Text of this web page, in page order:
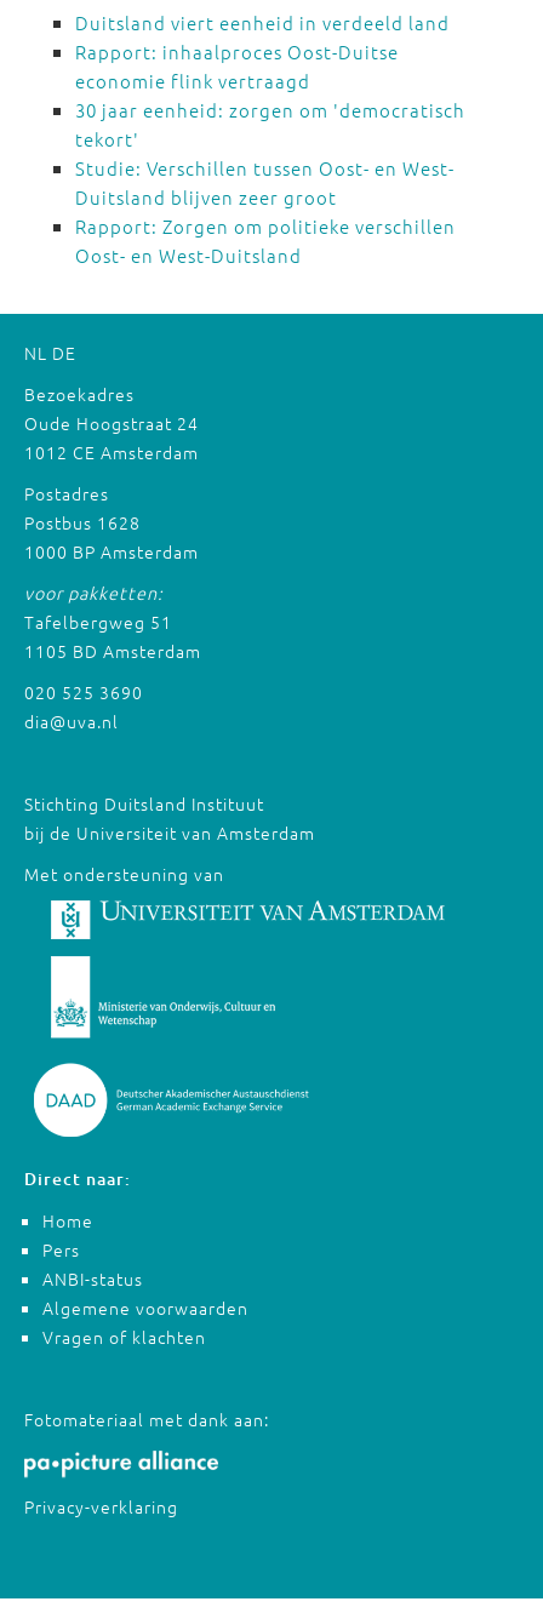
Duitsland viert eenheid in verdeeld land
Rapport: inhaalproces Oost-Duitse
economie flink vertraagd
30 jaar eenheid: zorgen om 'democratisch
tekort'
Studie: Verschillen tussen Oost- en West-
Duitsland blijven zeer groot
Rapport: Zorgen om politieke verschillen
Oost- en West-Duitsland
NL DE
Bezoekadres
Oude Hoogstraat 24
1012 CE Amsterdam
Postadres
Postbus 1628
1000 BP Amsterdam
voor pakketten:
Tafelbergweg 51
1105 BD Amsterdam
020 525 3690
dia@uva.nl
Stichting Duitsland Instituut
bij de Universiteit van Amsterdam
Met ondersteuning van
Direct naar:
Home
Pers
ANBI-status
Algemene voorwaarden
Vragen of klachten
Fotomateriaal met dank aan:
Privacy-verklaring